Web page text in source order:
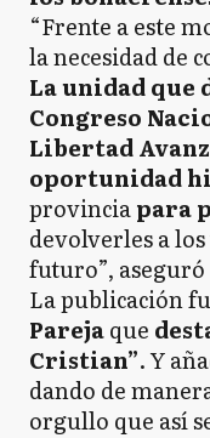
“Frente a este
la necesidad de
La unidad que
Congreso
Libertad
oportunidad
provinciapara
devolverles a
futuro”,
La publicación
Parejaque
Cristian”. Y
dando de
orgullo que así